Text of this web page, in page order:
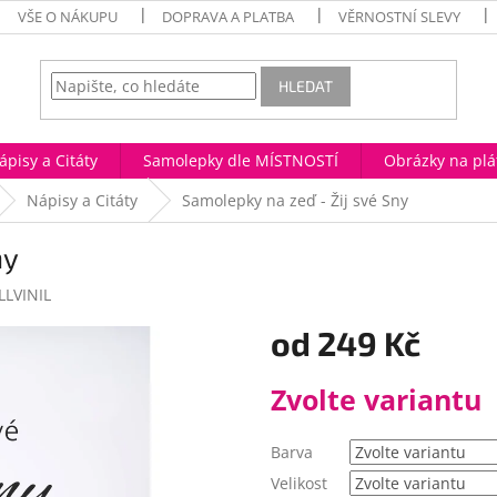
VŠE O NÁKUPU DOPRAVA A PLATBA VĚRNOSTNÍ SLEVY
HLEDAT
a Citáty Samolepky dle MÍSTNOSTÍ Obrázky na
Nápisy a Citáty Samolepky na zeď - Žij své Sny
od 249 Kč
cena:
Zvolte variantu
Barva
Velikost